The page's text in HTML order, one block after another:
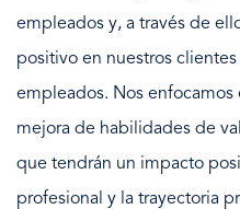
empleados y, a través de
positivo en nuestros
empleados. Nos
mejora de habilidades de
que tendrán un impacto
profesional y la trayectoria